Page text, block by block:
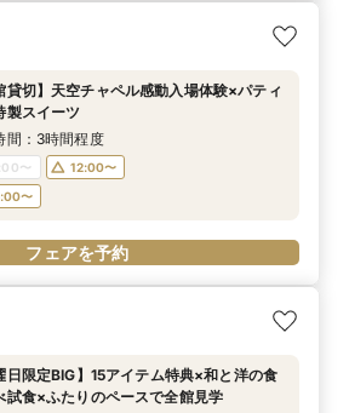
以降】お仕事帰りやテーマパーク帰りに夜
シャリテ試食
〜
17:30〜
〜
フェアを予約
て式場見学のおふたり】即決なしで安心＆
×シェフ特選試食
〜
13:00〜
〜
15:00〜
〜
らOK【少人数で結婚式】アットホームウ
グ相談会
〜
14:00〜
〜
フェアを予約
と叶えるペット婚】リングドッグ＆足形ス
×厳選試食＆20万円分のワンちゃん優待
〜
14:00〜
〜
フェアを予約
貸切】天空チャペル感動入場体験×パティ
製スイーツ
間：3時間程度
〜
12:00〜
〜
フェアを予約
日限定BIG】15アイテム特典×和と洋の食
試食×ふたりのペースで全館見学